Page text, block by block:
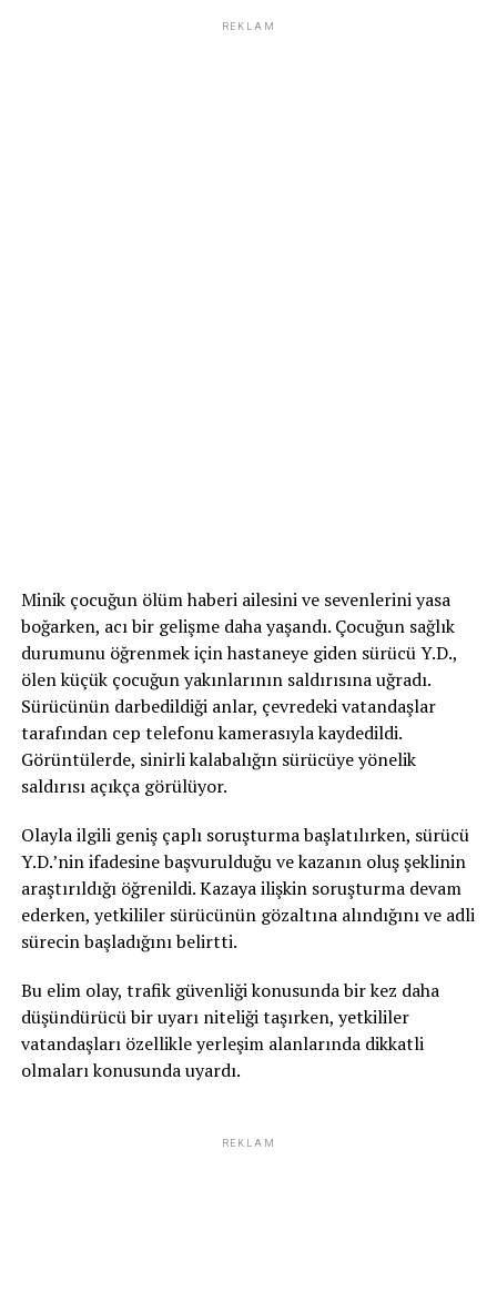
REKLAM
Minik çocuğun ölüm haberi ailesini ve sevenlerini yasa
boğarken, acı bir gelişme daha yaşandı. Çocuğun sağlık
durumunu öğrenmek için hastaneye giden sürücü Y.D.,
ölen küçük çocuğun yakınlarının saldırısına uğradı.
Sürücünün darbedildiği anlar, çevredeki vatandaşlar
tarafından cep telefonu kamerasıyla kaydedildi.
Görüntülerde, sinirli kalabalığın sürücüye yönelik
saldırısı açıkça görülüyor.
Olayla ilgili geniş çaplı soruşturma başlatılırken, sürücü
Y.D.’nin ifadesine başvurulduğu ve kazanın oluş şeklinin
araştırıldığı öğrenildi. Kazaya ilişkin soruşturma devam
ederken, yetkililer sürücünün gözaltına alındığını ve adli
sürecin başladığını belirtti.
Bu elim olay, trafik güvenliği konusunda bir kez daha
düşündürücü bir uyarı niteliği taşırken, yetkililer
vatandaşları özellikle yerleşim alanlarında dikkatli
olmaları konusunda uyardı.
REKLAM